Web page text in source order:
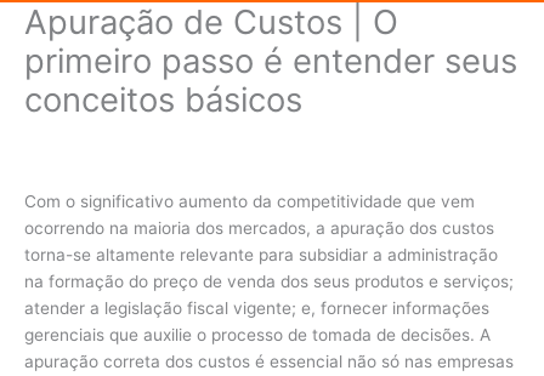
Apuração de Custos | O
primeiro passo é entender seus
conceitos básicos
Com o significativo aumento da competitividade que vem
ocorrendo na maioria dos mercados, a apuração dos custos
torna-se altamente relevante para subsidiar a administração
na formação do preço de venda dos seus produtos e serviços;
atender a legislação fiscal vigente; e, fornecer informações
gerenciais que auxilie o processo de tomada de decisões. A
apuração correta dos custos é essencial não só nas empresas